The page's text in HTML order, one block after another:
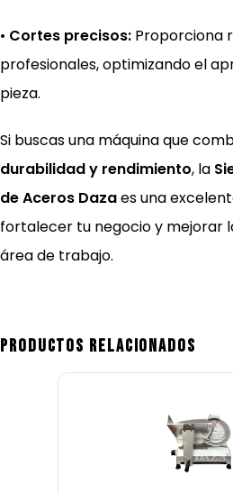
• Cortes precisos: Proporciona
profesionales, optimizando el
pieza.
Si buscas una máquina que
durabilidad y rendimiento, la
de Aceros Dazaes una
fortalecer tu negocio y mejorar
área de trabajo.
Productos relacionados